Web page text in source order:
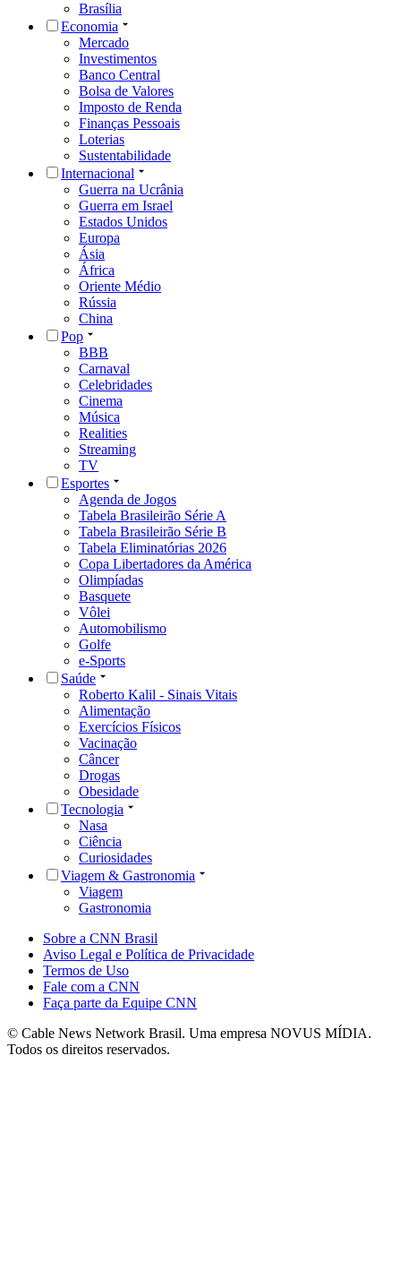
Brasília
Economia
Mercado
Investimentos
Banco Central
Bolsa de Valores
Imposto de Renda
Finanças Pessoais
Loterias
Sustentabilidade
Internacional
Guerra na Ucrânia
Guerra em Israel
Estados Unidos
Europa
Ásia
África
Oriente Médio
Rússia
China
Pop
BBB
Carnaval
Celebridades
Cinema
Música
Realities
Streaming
TV
Esportes
Agenda de Jogos
Tabela Brasileirão Série A
Tabela Brasileirão Série B
Tabela Eliminatórias 2026
Copa Libertadores da América
Olimpíadas
Basquete
Vôlei
Automobilismo
Golfe
e-Sports
Saúde
Roberto Kalil - Sinais Vitais
Alimentação
Exercícios Físicos
Vacinação
Câncer
Drogas
Obesidade
Tecnologia
Nasa
Ciência
Curiosidades
Viagem & Gastronomia
Viagem
Gastronomia
Sobre a CNN Brasil
Aviso Legal e Política de Privacidade
Termos de Uso
Fale com a CNN
Faça parte da Equipe CNN
© Cable News Network Brasil. Uma empresa NOVUS MÍDIA.
Todos os direitos reservados.